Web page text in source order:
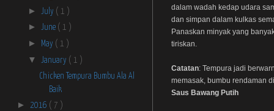
► July ( 1 )
► June ( 1 )
► May ( 1 )
▼ January ( 1 )
Chicken Tempura Bumbu Ala Al
Baik
► 2016 ( 7 )
dalam wadah kedap udara
dan simpan dalam kulkas
Panaskan minyak yang
tiriskan.
Catatan: Tempura jadi
memasak, bumbu rendaman
Saus Bawang Putih